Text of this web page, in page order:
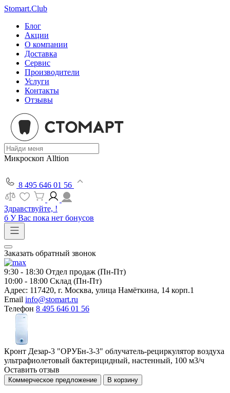
Stomart.Club
Блог
Акции
О компании
Доставка
Сервис
Производители
Услуги
Контакты
Отзывы
Микроскоп Alltion
8 495 646 01 56
Здравствуйте, !
б У Вас пока нет бонусов
Заказать обратный звонок
9:30 - 18:30 Отдел продаж (Пн-Пт)
10:00 - 18:00 Склад (Пн-Пт)
Адрес: 117420, г. Москва, улица Намёткина, 14 корп.1
Email info@stomart.ru
Телефон 8 495 646 01 56
Кронт Дезар-3 "ОРУБн-3-3" облучатель-рециркулятор воздуха
ультрафиолетовый бактерицидный, настенный, 100 м3/ч
Оставить отзыв
Коммерческое предложение В корзину